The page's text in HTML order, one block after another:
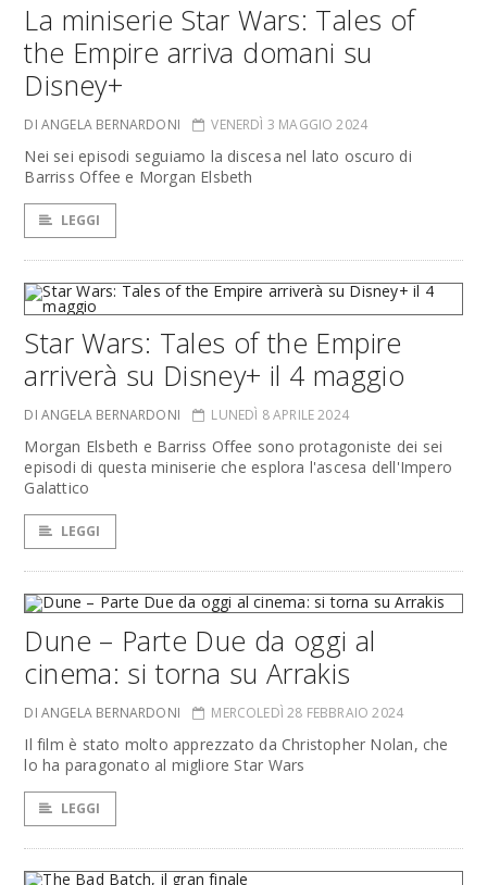
La miniserie Star Wars: Tales of
the Empire arriva domani su
Disney+
DI ANGELA BERNARDONI VENERDÌ 3 MAGGIO 2024
Nei sei episodi seguiamo la discesa nel lato oscuro di
Barriss Offee e Morgan Elsbeth
LEGGI
Star Wars: Tales of the Empire
arriverà su Disney+ il 4 maggio
DI ANGELA BERNARDONI LUNEDÌ 8 APRILE 2024
Morgan Elsbeth e Barriss Offee sono protagoniste dei sei
episodi di questa miniserie che esplora l'ascesa dell'Impero
Galattico
LEGGI
Dune – Parte Due da oggi al
cinema: si torna su Arrakis
DI ANGELA BERNARDONI MERCOLEDÌ 28 FEBBRAIO 2024
Il film è stato molto apprezzato da Christopher Nolan, che
lo ha paragonato al migliore Star Wars
LEGGI